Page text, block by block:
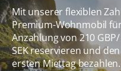
Mit unserer flexiblen
Premium-Wohnmobil
Anzahlung von 210
SEK reservieren und
ersten Miettag bezahlen.